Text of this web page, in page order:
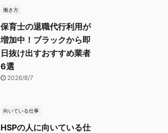
働き方
保育士の退職代行利用が
増加中！ブラックから即
日抜け出すおすすめ業者
6選
2026/8/7
向いている仕事
HSPの人に向いている仕